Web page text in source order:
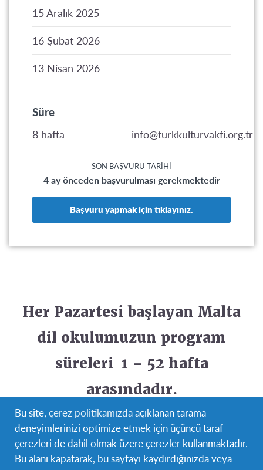
15 Aralık 2025
16 Şubat 2026
13 Nisan 2026
Süre
8 hafta info@turkkulturvakfi.org.tr
SON BAŞVURU TARIHI
4 ay önceden başvurulması gerekmektedir
Başvuru yapmak için tıklayınız.
Her Pazartesi başlayan Malta
dil okulumuzun program
süreleri 1 – 52 hafta
arasındadır.
Çok yönlü İngilizce bilgisi edinirken ilerlemenizi en üst
seviyeye çıkarıyor olup; İngilizce dilini etkin şekilde
kullanır hale geleceksiniz.
Bu site, çerez politikamızdaaçıklanan tarama
deneyimlerinizi optimize etmek için üçüncü taraf
çerezleri de dahil olmak üzere çerezler kullanmaktadır.
Bu alanı kapatarak, bu sayfayı kaydırdığınızda veya